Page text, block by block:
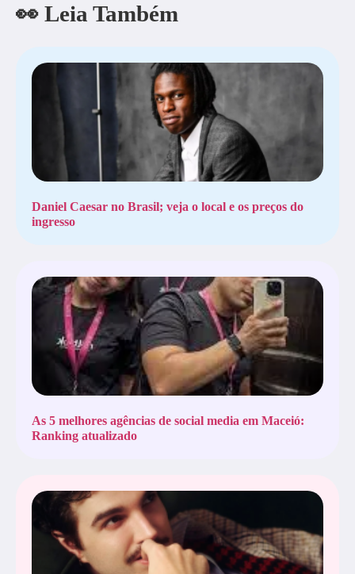
👀 Leia Também
Daniel Caesar no Brasil; veja o local e os preços do
ingresso
As 5 melhores agências de social media em Maceió:
Ranking atualizado